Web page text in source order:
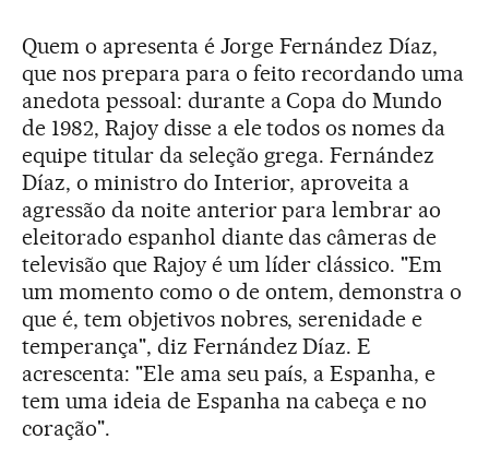
Quem o apresenta é Jorge Fernández Díaz,
que nos prepara para o feito recordando uma
anedota pessoal: durante a Copa do Mundo
de 1982, Rajoy disse a ele todos os nomes da
equipe titular da seleção grega. Fernández
Díaz, o ministro do Interior, aproveita a
agressão da noite anterior para lembrar ao
eleitorado espanhol diante das câmeras de
televisão que Rajoy é um líder clássico. "Em
um momento como o de ontem, demonstra o
que é, tem objetivos nobres, serenidade e
temperança", diz Fernández Díaz. E
acrescenta: "Ele ama seu país, a Espanha, e
tem uma ideia de Espanha na cabeça e no
coração".